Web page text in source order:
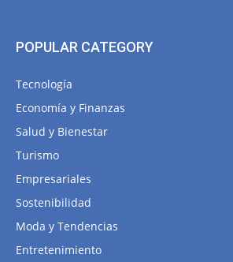
POPULAR CATEGORY
Tecnología
Economía y Finanzas
Salud y Bienestar
Turismo
Empresariales
Sostenibilidad
Moda y Tendencias
Entretenimiento